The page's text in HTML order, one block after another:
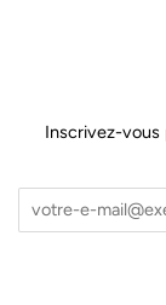
Inscrivez-vous